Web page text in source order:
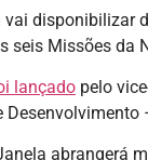
disponibilizar
seis Missões da
lançado pelo
abrangerá